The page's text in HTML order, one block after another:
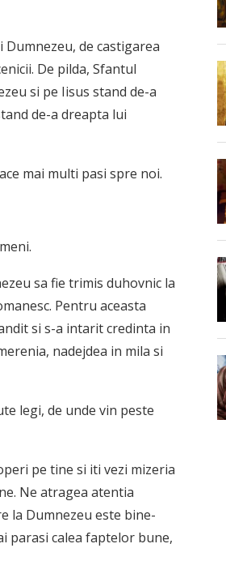
de castigarea
De pilda, Sfantul
si pe Iisus stand de-a
de-a dreapta lui
mai multi pasi spre noi.
sa fie trimis duhovnic la
Pentru aceasta
si s-a intarit credinta in
nadejdea in mila si
legi, de unde vin peste
pe tine si iti vezi mizeria
Ne atragea atentia
la Dumnezeu este bine-
parasi calea faptelor bune,